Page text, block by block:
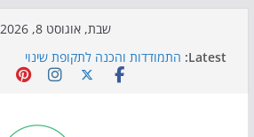
שבת, אוגוסט 8, 2026
Latest: התמודדות והכנה לתקופת שינוי
אי ההרפתקאות ממשיך לכבוש את
כדורגל באווירה מיוחדת: הקרנת גמר